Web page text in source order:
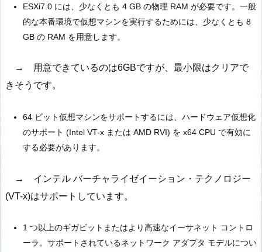
ESXi7.0 には、少なくとも 4 GB の物理 RAM が必要です。一般
的な本番環境で仮想マシンを実行するためには、少なくとも 8
GB の RAM を用意します。
→ 用意できているのは6GBですが、最小限はクリアで
きそうです。
64 ビット仮想マシンをサポートするには、ハードウェア仮想化
のサポート (Intel VT-x または AMD RVI) を x64 CPU で有効に
する必要があります。
→ インテル バーチャライゼイーション・テクノロジー
(VT-x)はサポートしています。
1 つ以上のギガビットまたはより高速なイーサネット コントロ
ーラ。サポートされているネットワーク アダプタ モデルについ